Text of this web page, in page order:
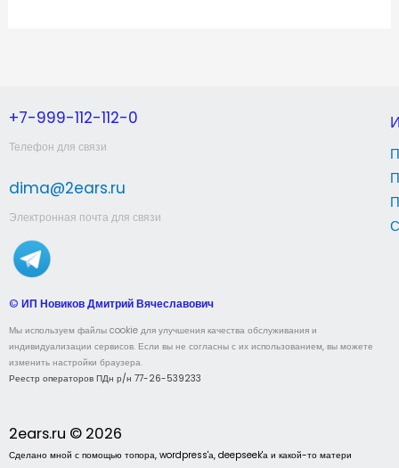
+7-999-112-112-0
Телефон для связи
dima@2ears.ru
Электронная почта для связи
© ИП Новиков Дмитрий Вячеславович
Мы используем файлы cookie для улучшения качества обслуживания и
индивидуализации сервисов. Если вы не согласны с их использованием, вы можете
изменить настройки браузера.
Реестр операторов ПДн р/н 77-26-539233
2ears.ru © 2026
Сделано мной с помощью топора, wordpress'а, deepseek'а и какой-то матери